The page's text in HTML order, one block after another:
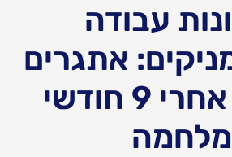
עבודה
אתגרים
וטיפים אחרי 9 חודשי